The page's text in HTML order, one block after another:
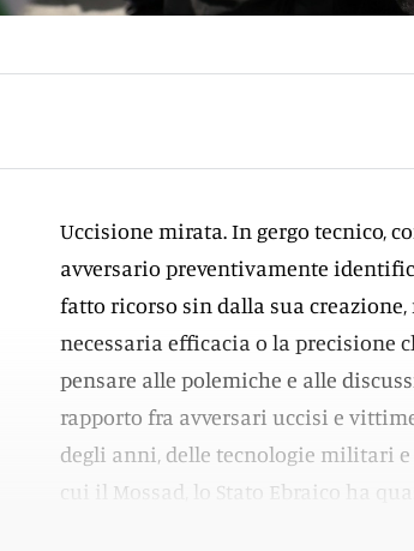
Uccisione mirata. In gergo tecnico,
avversario preventivamente
fatto ricorso sin dalla sua creazione,
necessaria efficacia o la precisione
pensare alle polemiche e alle
rapporto fra avversari uccisi e
degli anni, delle tecnologie militari
cui il Mossad, lo Stato Ebraico ha